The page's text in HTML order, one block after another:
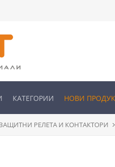
КАТЕГОРИИ НОВИ
РЕЛЕТА И КОНТАКТОРИ